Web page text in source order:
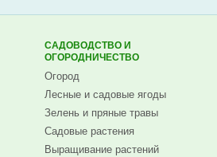
САДОВОДСТВО И
ОГОРОДНИЧЕСТВО
Огород
Лесные и садовые ягоды
Зелень и пряные травы
Садовые растения
Выращивание растений